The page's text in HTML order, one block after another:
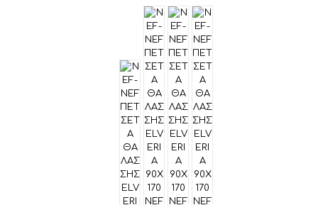
€19,60.
έχει
πολλαπλές
παραλλαγές.
Οι
επιλογές
μπορούν
να
επιλεγούν
στη
σελίδα
του
προϊόντος